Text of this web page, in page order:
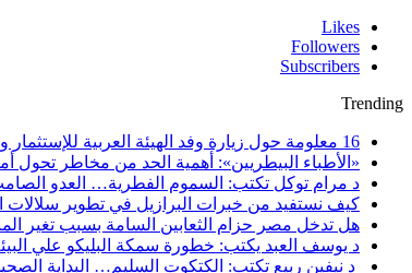
Likes
Followers
Subscribers
Trending
16 معلومة حول زيارة وفد الهيئة العربية للإستثمار والإنماء الزراعي إلي السعودية
«الأطباء البيطريين»: أهمية الحد من مخاطر تحول
د مرام توكل تكتب: السموم الفطرية… العدو
كيف نستفيد من خبرات البرازيل في تطوير سلالات
هل تدخل مصر حزام الثعابين السامة بسبب تغير
د يوسف العبد يكتب: خطورة سمكة البليكو علي
د نيفين ربيع تكتب: الكتكوت السليم… البداية